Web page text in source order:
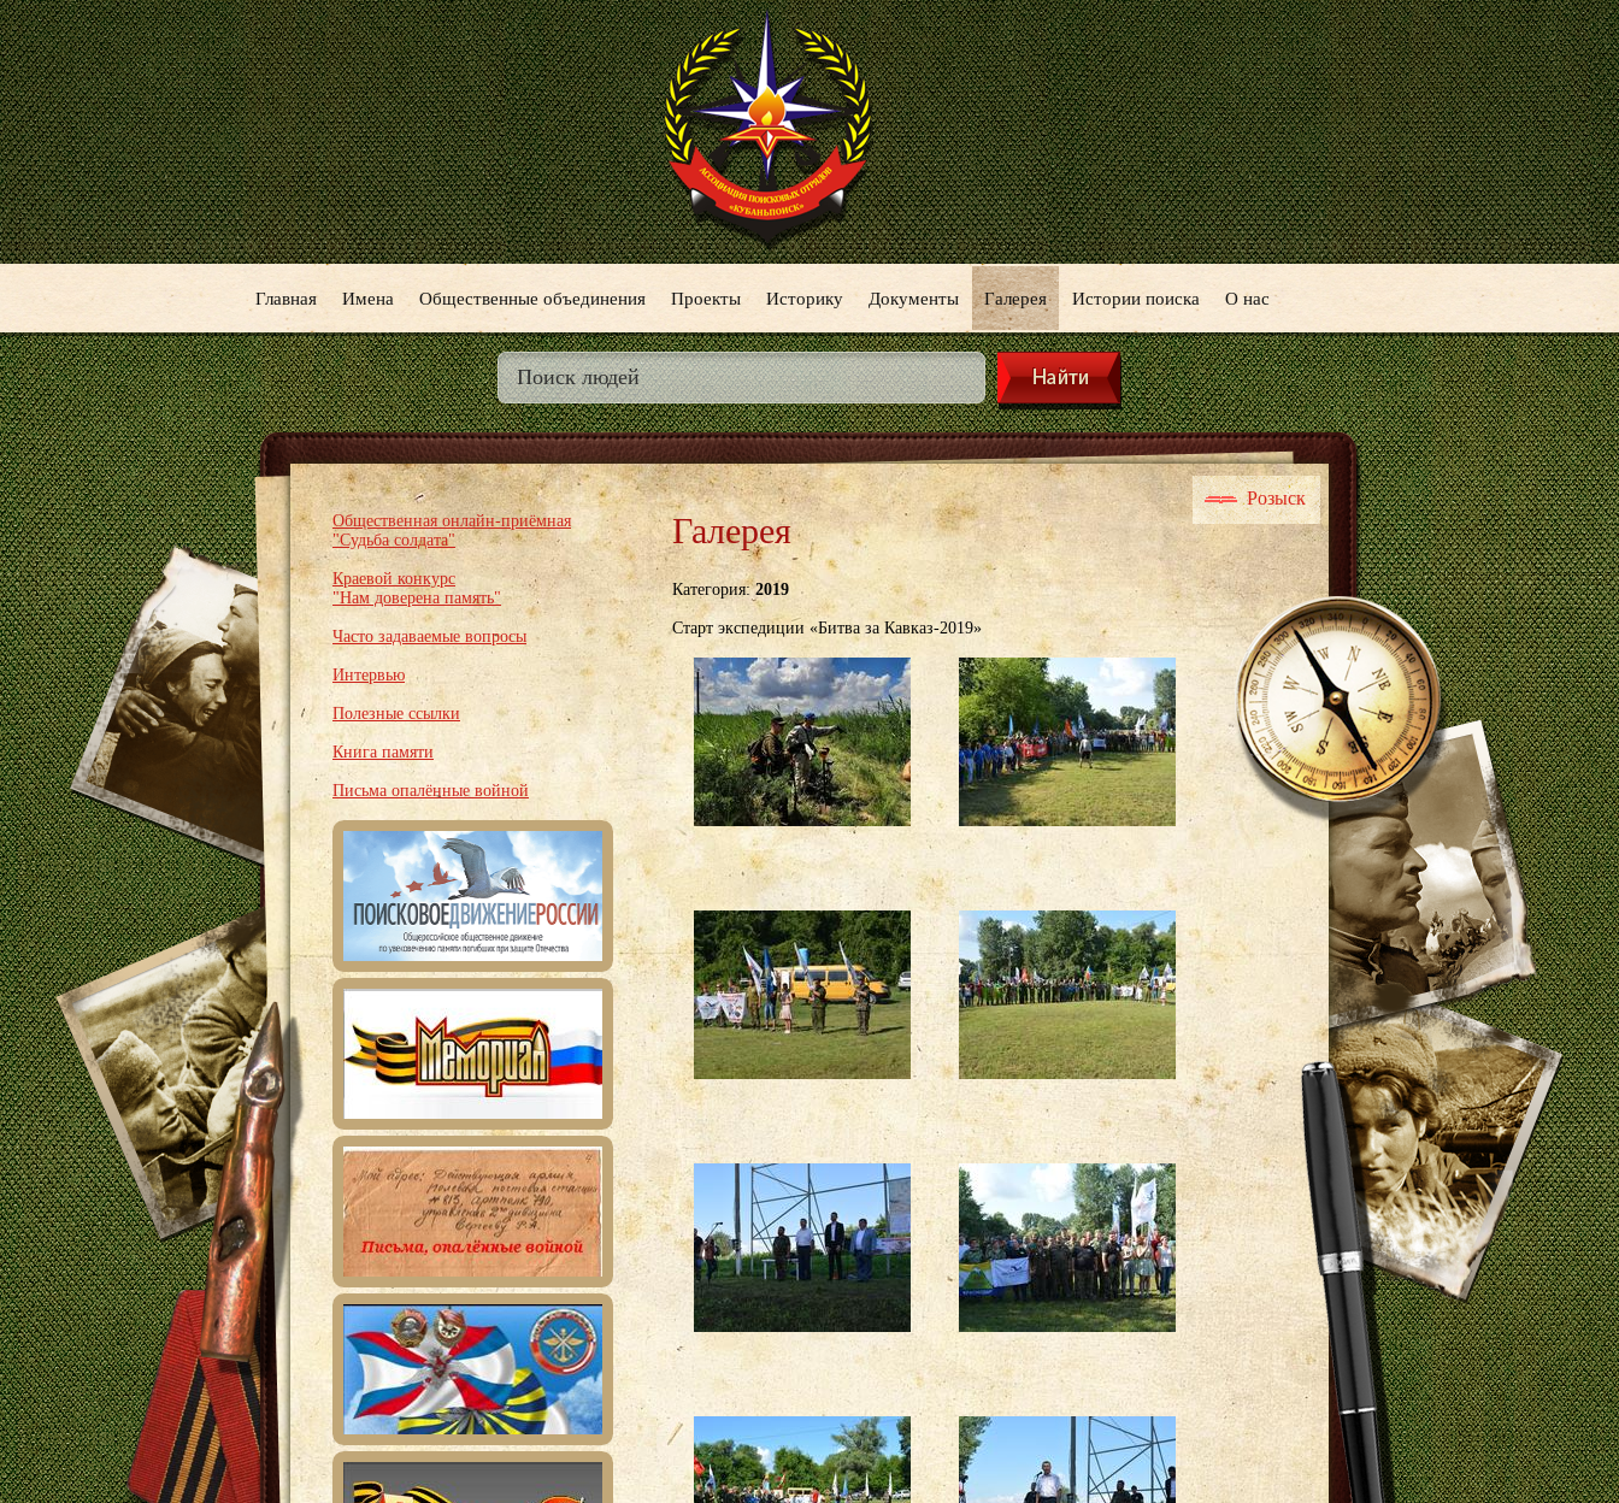
Главная Имена Общественные объединения Проекты Историку Документы Галерея Истории поиска О нас
Общественная онлайн-приёмная
"Судьба солдата"
Краевой конкурс
"Нам доверена память"
Часто задаваемые вопросы
Интервью
Полезные ссылки
Книга памяти
Письма опалённые войной
Розыск
Галерея
Категория:2019
Старт экспедиции «Битва за Кавказ-2019»